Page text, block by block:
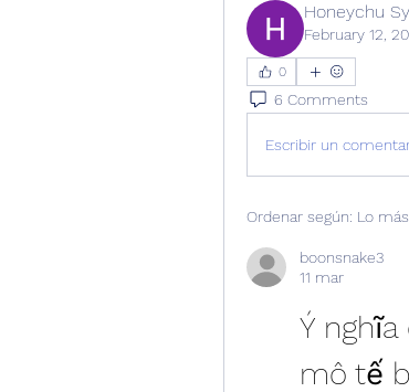
Honeychu Sy
February 12,
0
6 Comments
Escribir un
Ordenar según: Lo
boonsnake3
11 mar
Ý
mô tế